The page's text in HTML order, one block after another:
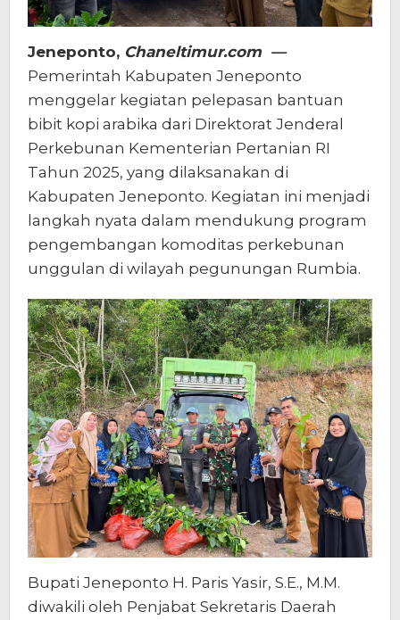
Jeneponto, Chaneltimur.com —
Pemerintah Kabupaten Jeneponto
menggelar kegiatan pelepasan bantuan
bibit kopi arabika dari Direktorat Jenderal
Perkebunan Kementerian Pertanian RI
Tahun 2025, yang dilaksanakan di
Kabupaten Jeneponto. Kegiatan ini menjadi
langkah nyata dalam mendukung program
pengembangan komoditas perkebunan
unggulan di wilayah pegunungan Rumbia.
Bupati Jeneponto H. Paris Yasir, S.E., M.M.
diwakili oleh Penjabat Sekretaris Daerah